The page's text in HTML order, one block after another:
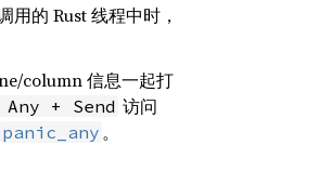
的 Rust 线程中时，
column 信息一起打
Any + Send 访问
panic_any 。